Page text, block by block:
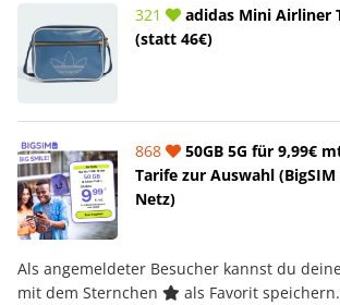
321
adidas Mini Airliner
(statt 46€)
868
50GB 5G für 9,99€
Tarife zur Auswahl
Netz)
Als angemeldeter Besucher kannst du
mit dem Sternchen
als Favorit speichern.